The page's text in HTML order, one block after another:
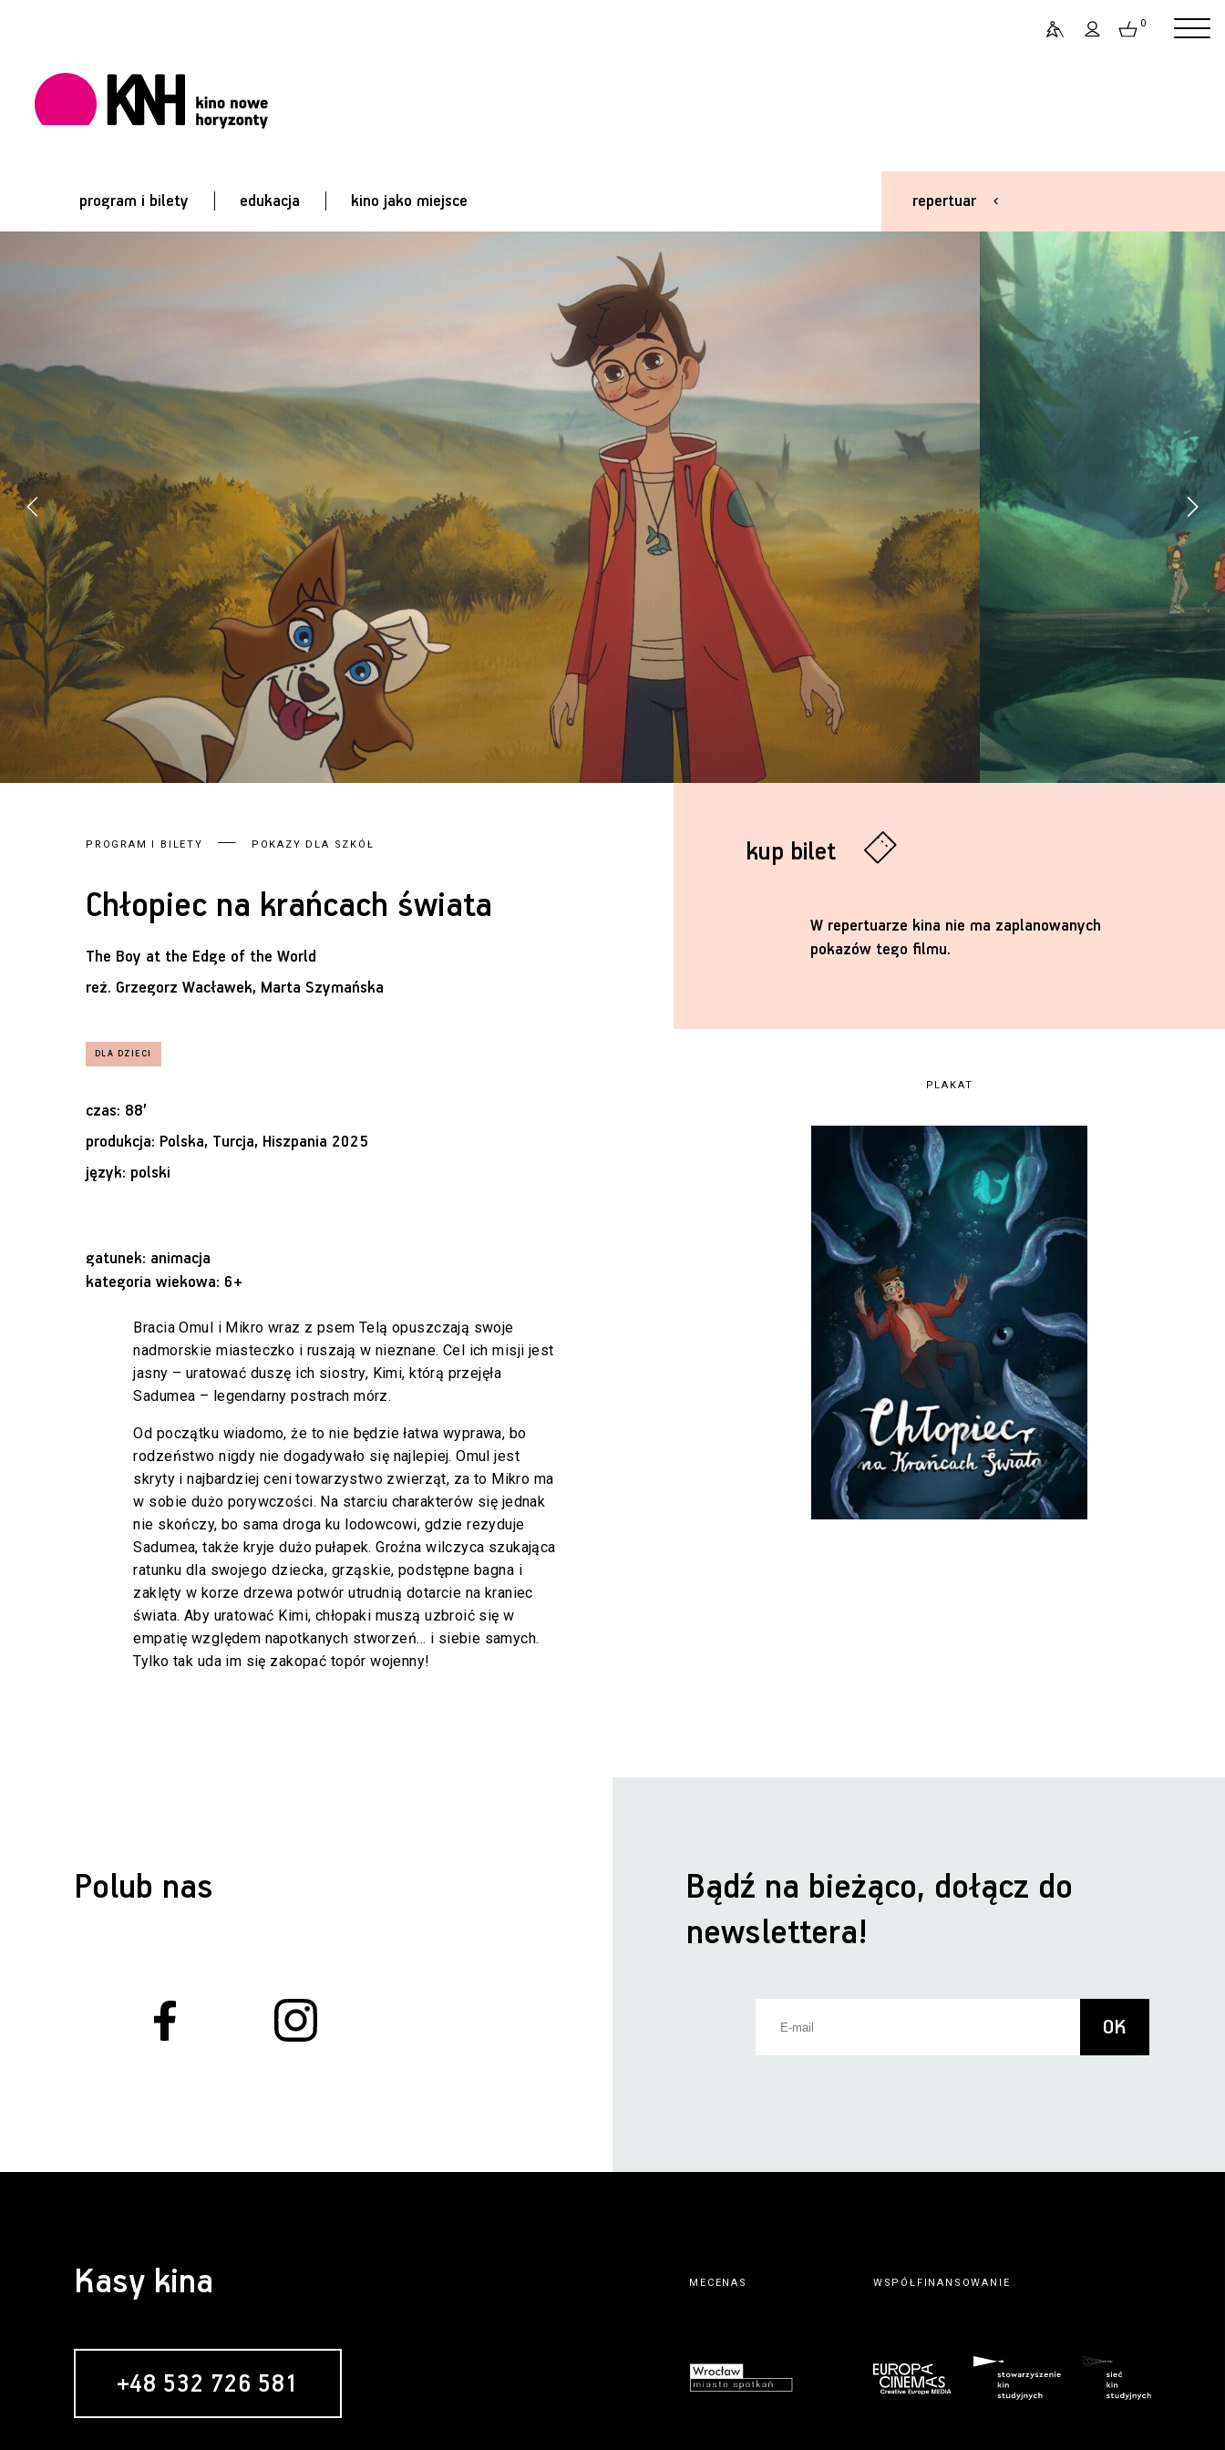
0
program i bilety edukacja kino jako miejsce repertuar
kup bilet
W repertuarze kina nie ma zaplanowanych
pokazów tego filmu.
PLAKAT
PROGRAM I BILETY POKAZY DLA SZKÓŁ
Chłopiec na krańcach świata
The Boy at the Edge of the World
reż. Grzegorz Wacławek, Marta Szymańska
czas: 88’
produkcja: Polska, Turcja, Hiszpania 2025
język: polski
gatunek: animacja
kategoria wiekowa: 6+
Bracia Omul i Mikro wraz z psem Telą opuszczają swoje
nadmorskie miasteczko i ruszają w nieznane. Cel ich misji jest
jasny – uratować duszę ich siostry, Kimi, którą przejęła
Sadumea – legendarny postrach mórz.
Od początku wiadomo, że to nie będzie łatwa wyprawa, bo
rodzeństwo nigdy nie dogadywało się najlepiej. Omul jest
skryty i najbardziej ceni towarzystwo zwierząt, za to Mikro ma
w sobie dużo porywczości. Na starciu charakterów się jednak
nie skończy, bo sama droga ku lodowcowi, gdzie rezyduje
Sadumea, także kryje dużo pułapek. Groźna wilczyca szukająca
ratunku dla swojego dziecka, grząskie, podstępne bagna i
zaklęty w korze drzewa potwór utrudnią dotarcie na kraniec
świata. Aby uratować Kimi, chłopaki muszą uzbroić się w
empatię względem napotkanych stworzeń… i siebie samych.
Tylko tak uda im się zakopać topór wojenny!
Polub nas
Bądź na bieżąco, dołącz do
newslettera!
Kasy kina
+48 532 726 581
MECENAS WSPÓŁFINANSOWANIE